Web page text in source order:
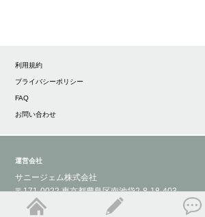
利用規約
プライバシーポリシー
FAQ
お問い合わせ
運営会社
サニージェム株式会社
〒171-0022 東京都豊島区南池袋2-8-18-403